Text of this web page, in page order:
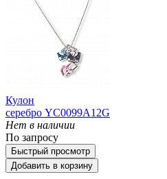
Кулон
серебро YC0099A12G
Нет в наличии
По запросу
Быстрый просмотр
Добавить в корзину